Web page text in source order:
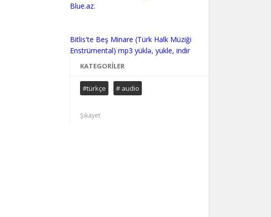
Blue.az.
Bitlis'te Beş Minare (Türk Halk Müziği
Enstrümental) mp3 yüklə, yukle, indir
KATEGORILER
#türkçe # audio
Şikayet